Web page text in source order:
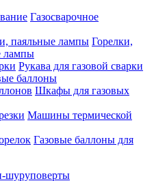
Газосварочное
Горелки,
лампы
Рукава для газовой сварки
баллоны
Шкафы для газовых
Машины термической
Газовые баллоны для